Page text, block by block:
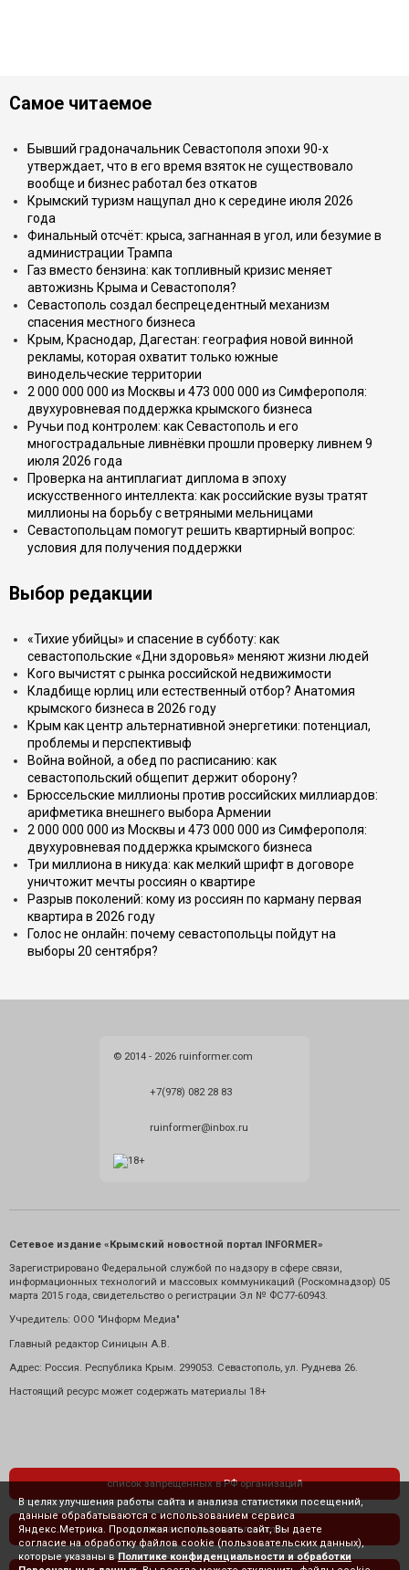
Самое читаемое
Бывший градоначальник Севастополя эпохи 90-х
утверждает, что в его время взяток не существовало
вообще и бизнес работал без откатов
Крымский туризм нащупал дно к середине июля 2026
года
Финальный отсчёт: крыса, загнанная в угол, или безумие в
администрации Трампа
Газ вместо бензина: как топливный кризис меняет
автожизнь Крыма и Севастополя?
Севастополь создал беспрецедентный механизм
спасения местного бизнеса
Крым, Краснодар, Дагестан: география новой винной
рекламы, которая охватит только южные
винодельческие территории
2 000 000 000 из Москвы и 473 000 000 из Симферополя:
двухуровневая поддержка крымского бизнеса
Ручьи под контролем: как Севастополь и его
многострадальные ливнёвки прошли проверку ливнем 9
июля 2026 года
Проверка на антиплагиат диплома в эпоху
искусственного интеллекта: как российские вузы тратят
миллионы на борьбу с ветряными мельницами
Севастопольцам помогут решить квартирный вопрос:
условия для получения поддержки
Выбор редакции
«Тихие убийцы» и спасение в субботу: как
севастопольские «Дни здоровья» меняют жизни людей
Кого вычистят с рынка российской недвижимости
Кладбище юрлиц или естественный отбор? Анатомия
крымского бизнеса в 2026 году
Крым как центр альтернативной энергетики: потенциал,
проблемы и перспективыф
Война войной, а обед по расписанию: как
севастопольский общепит держит оборону?
Брюссельские миллионы против российских миллиардов:
арифметика внешнего выбора Армении
2 000 000 000 из Москвы и 473 000 000 из Симферополя:
двухуровневая поддержка крымского бизнеса
Три миллиона в никуда: как мелкий шрифт в договоре
уничтожит мечты россиян о квартире
Разрыв поколений: кому из россиян по карману первая
квартира в 2026 году
Голос не онлайн: почему севастопольцы пойдут на
выборы 20 сентября?
© 2014 - 2026 ruinformer.com
+7(978) 082 28 83
ruinformer@inbox.ru
Сетевое издание «Крымский новостной портал INFORMER»
Зарегистрировано Федеральной службой по надзору в сфере связи,
информационных технологий и массовых коммуникаций (Роскомнадзор) 05
марта 2015 года, свидетельство о регистрации Эл № ФС77-60943.
Учредитель: ООО "Информ Медиа"
Главный редактор Синицын А.В.
Адрес: Россия. Республика Крым. 299053. Севастополь, ул. Руднева 26.
Настоящий ресурс может содержать материалы 18+
список запрещенных в РФ организаций
политика конфиденциальности
В целях улучшения работы сайта и анализа статистики посещений,
данные обрабатываются с использованием сервиса
Яндекс.Метрика. Продолжая использовать сайт, Вы даете
согласие на обработку файлов cookie (пользовательских данных),
которые указаны в Политике конфиденциальности и обработки